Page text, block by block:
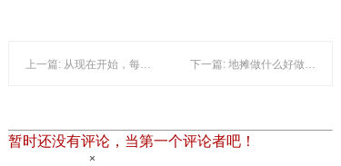
上一篇: 从现在开始，每天吃一把，温和进补又美味！ 下一篇: 地摊做什么好做，十元地摊暴利产品大全
暂时还没有评论，当第一个评论者吧！
×